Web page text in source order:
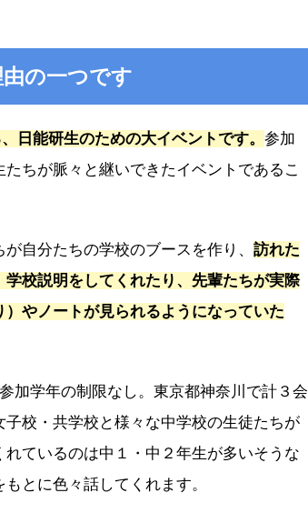
の一つです
日能研生のための大イベントです。 参加
ちが脈々と継いできたイベントであるこ
自分たちの学校のブースを作り、 訪れた
校説明をしてくれたり、先輩たちが実際
やノートが見られるようになっていた
加学年の制限なし。東京都神奈川で計３会
校・共学校と様々な中学校の生徒たちが
ているのは中１・中２年生が多いそうな
とに色々話してくれます。